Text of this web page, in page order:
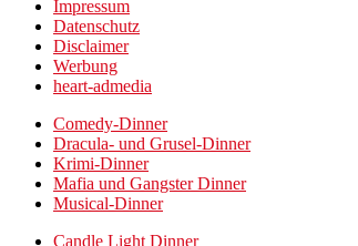
Impressum
Datenschutz
Disclaimer
Werbung
heart-admedia
Comedy-Dinner
Dracula- und Grusel-Dinner
Krimi-Dinner
Mafia und Gangster Dinner
Musical-Dinner
Candle Light Dinner